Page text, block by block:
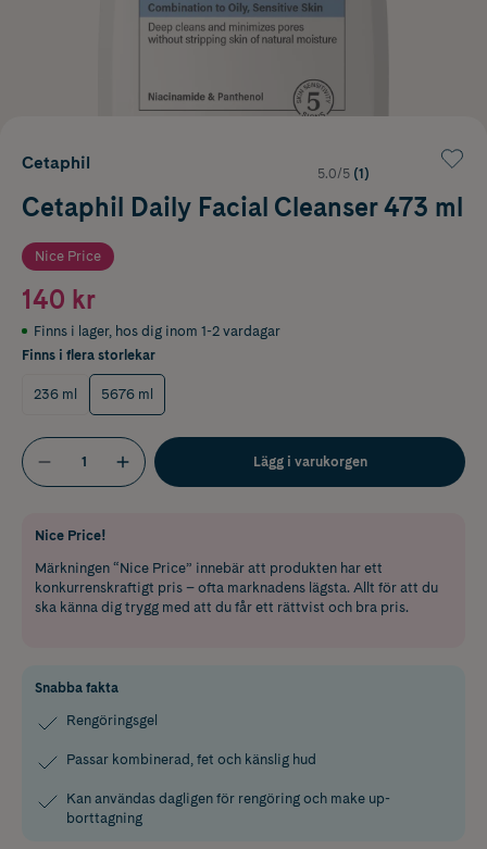
Cetaphil
5.0/5 (1)
Cetaphil Daily Facial Cleanser 473 ml
Nice Price
140 kr
Finns i lager, hos dig inom 1-2 vardagar
Finns i flera storlekar
236 ml 5676 ml
Lägg i varukorgen
Nice Price!
Märkningen “Nice Price” innebär att produkten har ett
konkurrenskraftigt pris – ofta marknadens lägsta. Allt för att du
ska känna dig trygg med att du får ett rättvist och bra pris.
Snabba fakta
Rengöringsgel
Passar kombinerad, fet och känslig hud
Kan användas dagligen för rengöring och make up-
borttagning